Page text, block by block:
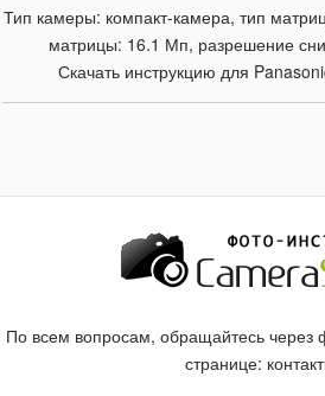
Тип камеры: компакт-камера, тип
матрицы: 16.1 Мп, разрешение
Скачать инструкцию для
По всем вопросам, обращайтесь через
странице: